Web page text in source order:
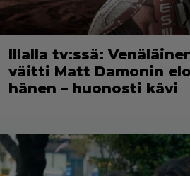
Illalla tv:ssä:
väitti Matt Damonin
hänen – huonosti kävi